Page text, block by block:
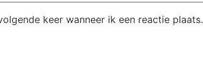
keer wanneer ik een reactie plaats.